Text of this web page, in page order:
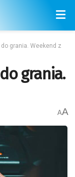
grania. Weekend z
grania.
AA